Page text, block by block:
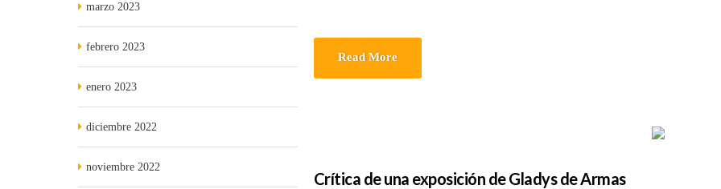
Read More
Crítica de una exposición de Gladys de Armas
marzo 2023
febrero 2023
enero 2023
diciembre 2022
noviembre 2022